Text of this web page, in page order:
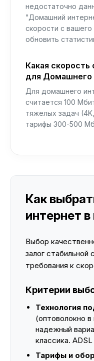
недостаточно
"Домашний
скорости с
обновить
Какая
для Домашнего
Для домашнего
считается 100
тяжелых задач
тарифы 300-500
Как
интернет в
Выбор
залог стабильной
требования к
Критерии
Технология
(оптоволокно
надежный
классика.
Тарифы и